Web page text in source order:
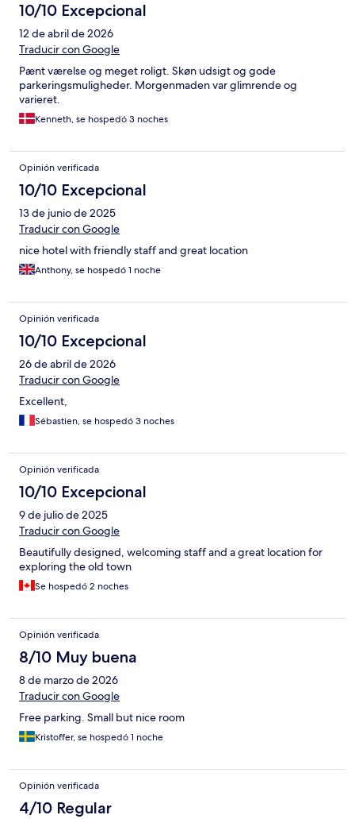
10/10 Excepcional
12 de abril de 2026
Traducir con Google
Pænt værelse og meget roligt. Skøn udsigt og gode
parkeringsmuligheder. Morgenmaden var glimrende og
varieret.
Kenneth, se hospedó 3 noches
Opinión verificada
10/10 Excepcional
13 de junio de 2025
Traducir con Google
nice hotel with friendly staff and great location
Anthony, se hospedó 1 noche
Opinión verificada
10/10 Excepcional
26 de abril de 2026
Traducir con Google
Excellent,
Sébastien, se hospedó 3 noches
Opinión verificada
10/10 Excepcional
9 de julio de 2025
Traducir con Google
Beautifully designed, welcoming staff and a great location for
exploring the old town
Se hospedó 2 noches
Opinión verificada
8/10 Muy buena
8 de marzo de 2026
Traducir con Google
Free parking. Small but nice room
Kristoffer, se hospedó 1 noche
Opinión verificada
4/10 Regular